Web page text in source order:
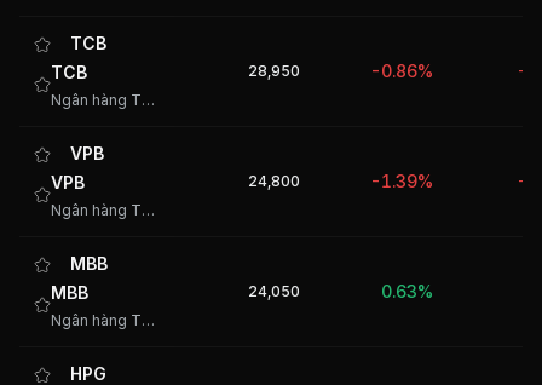
TCB
TCB
Ngân hàng TMCP Kỹ thương Việt Nam
28,950 -0.86% -
VPB
VPB
Ngân hàng TMCP Việt Nam Thịnh Vượng
24,800 -1.39% -
MBB
MBB
Ngân hàng TMCP Quân đội
24,050 0.63%
HPG